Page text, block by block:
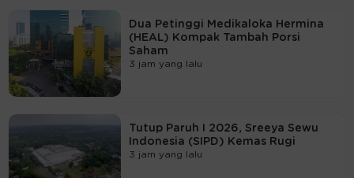
Dua Petinggi Medikaloka Hermina
(HEAL) Kompak Tambah Porsi
Saham
3 jam yang lalu
Tutup Paruh I 2026, Sreeya Sewu
Indonesia (SIPD) Kemas Rugi
3 jam yang lalu